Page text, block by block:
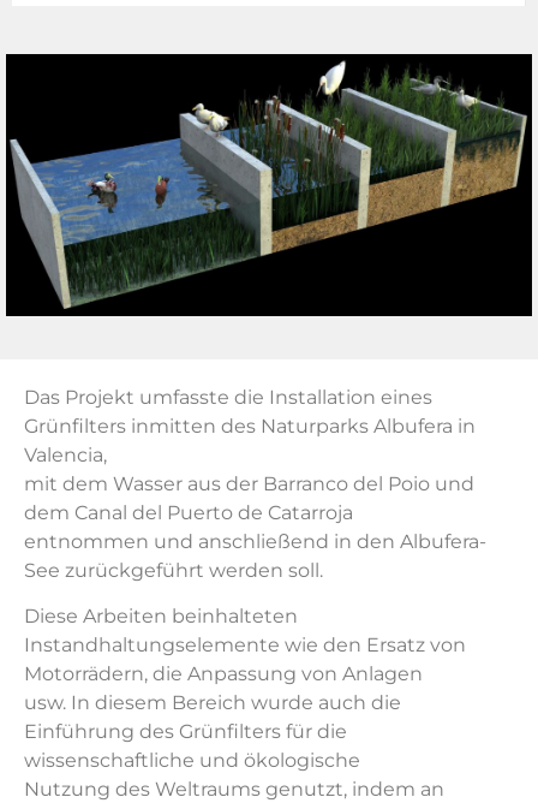
Das Projekt umfasste die Installation eines
Grünfilters inmitten des Naturparks Albufera in
Valencia,
mit dem Wasser aus der Barranco del Poio und
dem Canal del Puerto de Catarroja
entnommen und anschließend in den Albufera-
See zurückgeführt werden soll.
Diese Arbeiten beinhalteten
Instandhaltungselemente wie den Ersatz von
Motorrädern, die Anpassung von Anlagen
usw. In diesem Bereich wurde auch die
Einführung des Grünfilters für die
wissenschaftliche und ökologische
Nutzung des Weltraums genutzt, indem an